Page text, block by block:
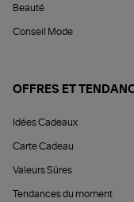
Beauté
Conseil Mode
OFFRES ET
Idées Cadeaux
Carte Cadeau
Valeurs Sûres
Tendances du moment